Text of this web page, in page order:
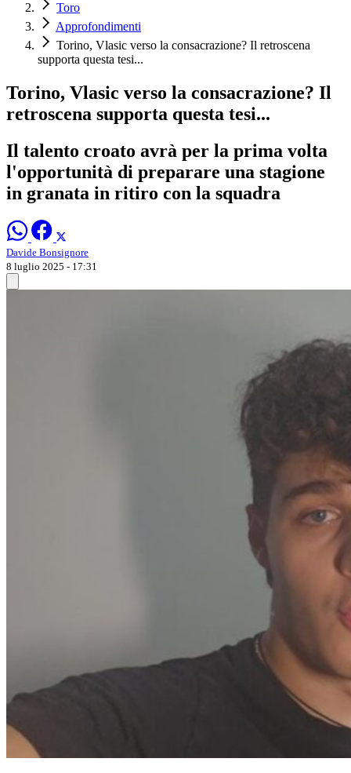
Toro
Approfondimenti
Torino, Vlasic verso la consacrazione? Il retroscena
supporta questa tesi...
Torino, Vlasic verso la consacrazione? Il
retroscena supporta questa tesi...
Il talento croato avrà per la prima volta
l'opportunità di preparare una stagione
in granata in ritiro con la squadra
Davide Bonsignore
8 luglio 2025 - 17:31